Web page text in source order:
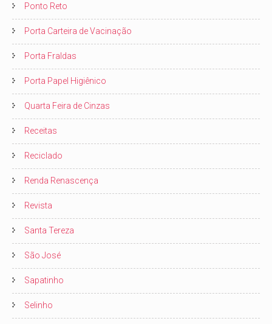
Ponto Reto
Porta Carteira de Vacinação
Porta Fraldas
Porta Papel Higiênico
Quarta Feira de Cinzas
Receitas
Reciclado
Renda Renascença
Revista
Santa Tereza
São José
Sapatinho
Selinho